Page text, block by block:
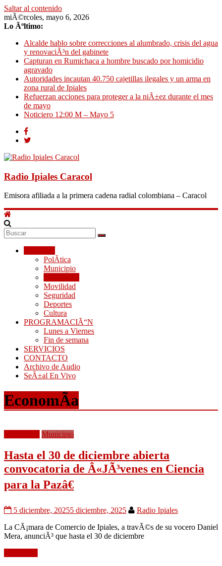
Saltar al contenido
miÃ©rcoles, mayo 6, 2026
Lo Ãºltimo:
Alcalde hablo sobre correcciones al alumbrado, crisis del agua
y renovaciÃ³n del gabinete
Capturan en Rumichaca a hombre buscado por homicidio
agravado
Autoridades incautan 40.750 cajetillas ilegales y un arma en
zona rural de Ipiales
Refuerzan acciones para proteger a la niÃ±ez durante el mes
de mayo
Noticiero 12:00 M – Mayo 5
Radio Ipiales Caracol
Emisora afiliada a la primera cadena radial colombiana – Caracol
PolÃ­tica
Municipio
Movilidad
Seguridad
Deportes
Cultura
PROGRAMACIÃ“N
Lunes a Viernes
Fin de semana
SERVICIOS
CONTACTO
Archivo de Audio
SeÃ±al En Vivo
EconomÃ­a
Municipio
Hasta el 30 de diciembre abierta
convocatoria de Â«JÃ³venes en Ciencia
para la Pazâ€
5 diciembre, 20255 diciembre, 2025
Radio Ipiales
La CÃ¡mara de Comercio de Ipiales, a travÃ©s de su vocero Daniel
Mera, anunciÃ³ que hasta el 30 de diciembre